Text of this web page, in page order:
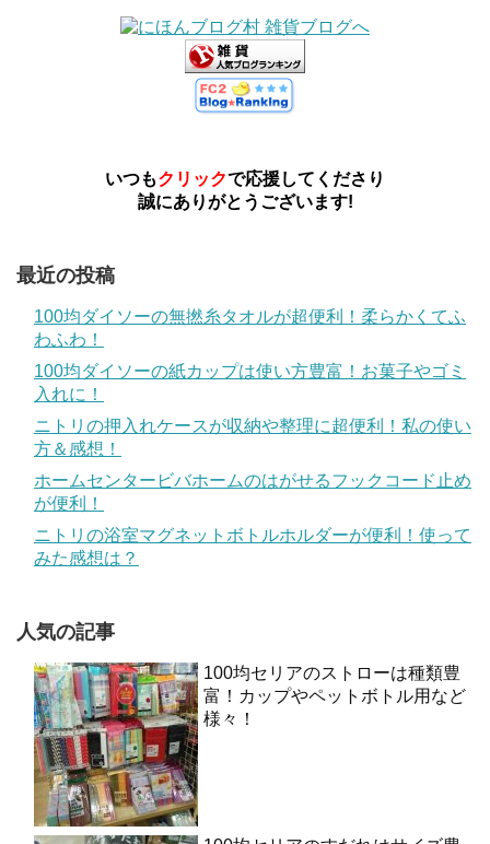
いつもクリックで応援してくださり
誠にありがとうございます!
最近の投稿
100均ダイソーの無撚糸タオルが超便利！柔らかくてふ
わふわ！
100均ダイソーの紙カップは使い方豊富！お菓子やゴミ
入れに！
ニトリの押入れケースが収納や整理に超便利！私の使い
方＆感想！
ホームセンタービバホームのはがせるフックコード止め
が便利！
ニトリの浴室マグネットボトルホルダーが便利！使って
みた感想は？
人気の記事
100均セリアのストローは種類豊
富！カップやペットボトル用など
様々！